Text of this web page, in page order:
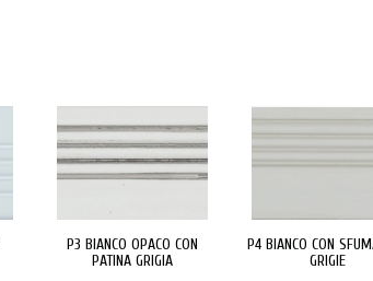
P3 BIANCO OPACO CON
PATINA GRIGIA
P4 BIANCO CON
GRIGIE